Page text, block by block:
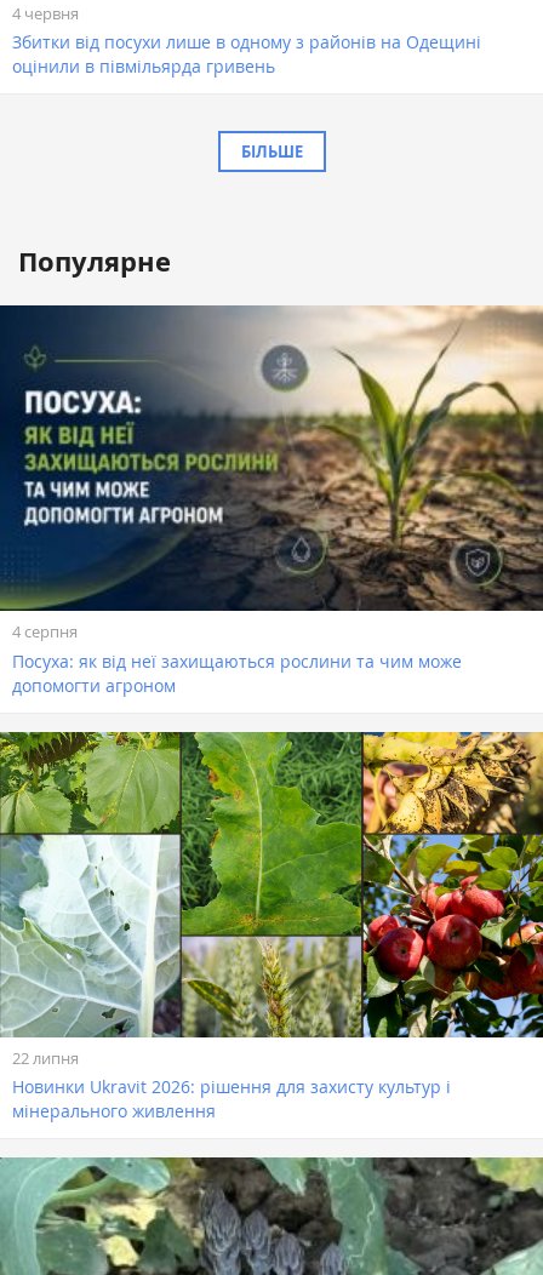
4 червня
Збитки від посухи лише в одному з районів на Одещині
оцінили в півмільярда гривень
БІЛЬШЕ
Популярне
4 серпня
Посуха: як від неї захищаються рослини та чим може
допомогти агроном
22 липня
Новинки Ukravit 2026: рішення для захисту культур і
мінерального живлення